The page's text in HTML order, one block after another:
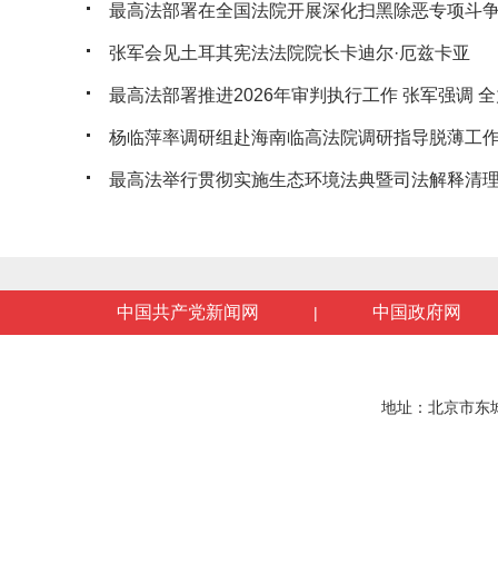
最高法部署在全国法院开展深化扫黑除恶专项斗
张军会见土耳其宪法法院院长卡迪尔·厄兹卡亚
最高法部署推进2026年审判执行工作 张军强调
杨临萍率调研组赴海南临高法院调研指导脱薄工
最高法举行贯彻实施生态环境法典暨司法解释清
中国共产党新闻网 | 中国政府网
地址：北京市东